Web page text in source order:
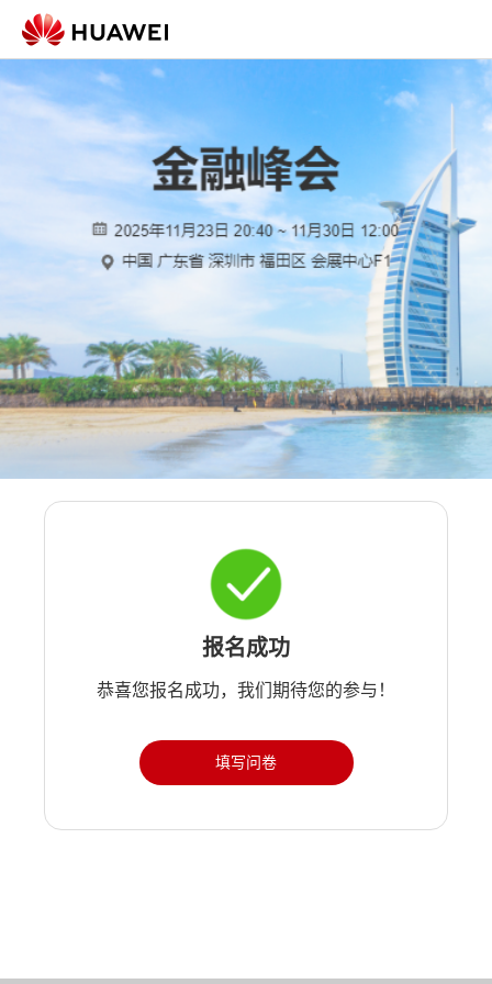
报名成功
恭喜您报名成功，我们期待您的参与！
填写问卷